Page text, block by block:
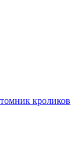
кроликов